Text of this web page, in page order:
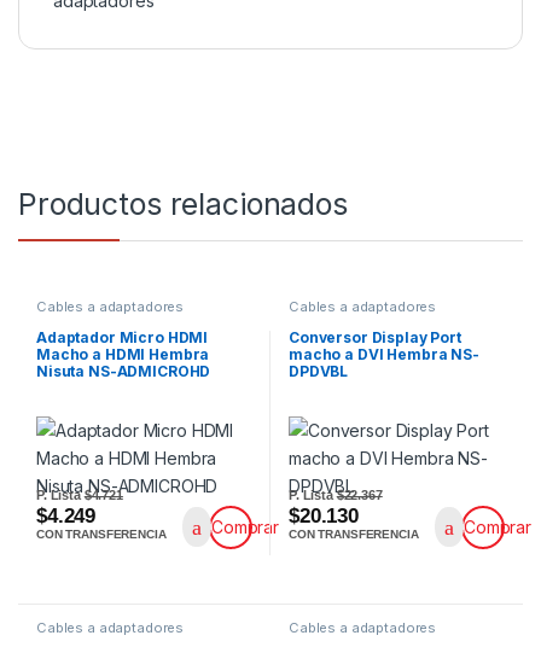
Productos relacionados
Cables a adaptadores
Adaptador Micro HDMI
Macho a HDMI Hembra
Nisuta NS-ADMICROHD
P. Lista$4.721
$4.249
CON TRANSFERENCIA Comprar
Cables a adaptadores
Conversor Display Port
macho a DVI Hembra NS-
DPDVBL
P. Lista$22.367
$20.130
CON TRANSFERENCIA Comprar
Cables a adaptadores Cables a adaptadores